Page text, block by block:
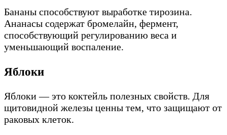
Бананы способствуют выработке тирозина.
Ананасы содержат бромелайн, фермент,
способствующий регулированию веса и
уменьшающий воспаление.
Яблоки
Яблоки — это коктейль полезных свойств. Для
щитовидной железы ценны тем, что защищают от
раковых клеток.